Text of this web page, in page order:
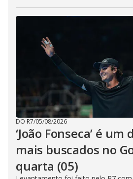
DO R7/05/08/2026
‘João Fonseca’ é
mais buscados no
quarta (05)